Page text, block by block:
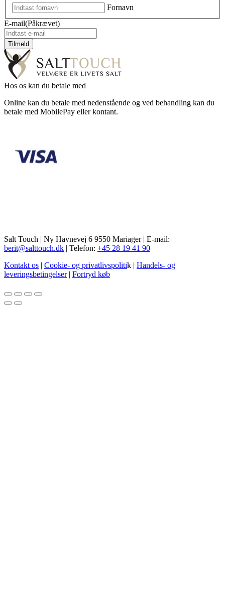
Fornavn
E-mail(Påkrævet)
Hos os kan du betale med
Online kan du betale med nedenstående og ved behandling kan du
betale med MobilePay eller kontant.
Salt Touch | Ny Havnevej 6 9550 Mariager | E-mail:
berit@salttouch.dk | Telefon: +45 28 19 41 90
Kontakt os | Cookie- og privatlivspolitik | Handels- og
leveringsbetingelser| Fortryd køb